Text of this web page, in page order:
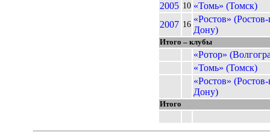
2005 10 «Томь» (Томск)
2007 16
«Ростов»
Дону)
Итого – клубы
«Ротор»
«Томь» (Томск)
«Ростов»
Дону)
Итого